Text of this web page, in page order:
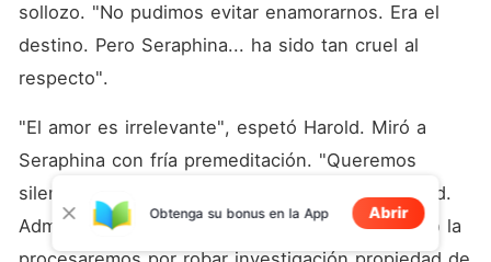
sollozo. "No pudimos evitar enamorarnos. Era el
destino. Pero Seraphina... ha sido tan cruel al
respecto".
"El amor es irrelevante", espetó Harold. Miró a
Seraphina con fría premeditación. "Queremos
silencio. Firmará un Acuerdo de Confidencialidad.
Admitirá... inestabilidad emocional. A cambio, no la
Obtenga su bonus en la App Abrir